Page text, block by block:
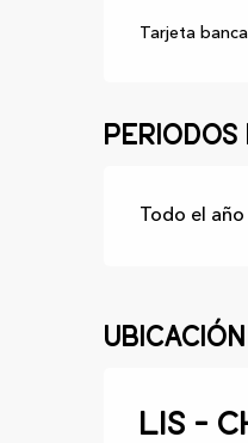
Tarjeta
Todo el
Ubicación
Lis -